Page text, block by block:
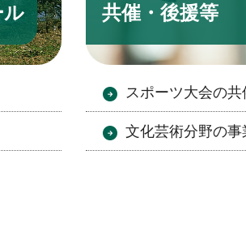
ル 共催・後援等
スポーツ大会の
文化芸術分野の